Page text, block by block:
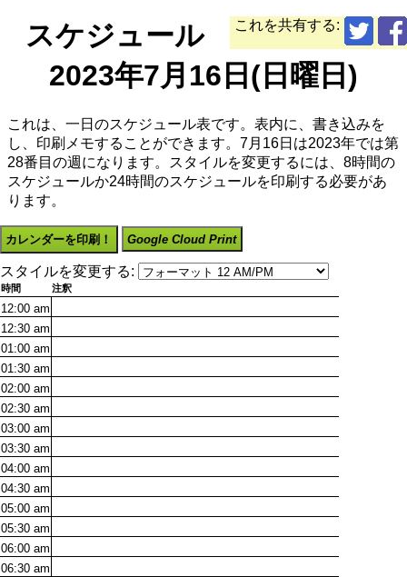
これを共有する:
スケジュール
2023年7月16日(日曜日)
これは、一日のスケジュール表です。表内に、書き込みを
し、印刷メモすることができます。7月16日は2023年では第
28番目の週になります。スタイルを変更するには、8時間の
スケジュールか24時間のスケジュールを印刷する必要があ
ります。
カレンダーを印刷！ Google Cloud Print
スタイルを変更する:
時間 注釈
12:00 am
12:30 am
01:00 am
01:30 am
02:00 am
02:30 am
03:00 am
03:30 am
04:00 am
04:30 am
05:00 am
05:30 am
06:00 am
06:30 am